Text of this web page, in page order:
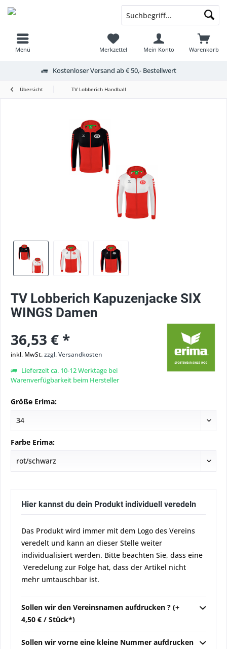
Menü Warenkorb
Merkzettel Mein Konto
Kostenloser Versand ab € 50,- Bestellwert
Übersicht TV Lobberich Handball
TV Lobberich Kapuzenjacke SIX
WINGS Damen
36,53 € *
inkl. MwSt.zzgl. Versandkosten
Lieferzeit ca. 10-12 Werktage bei
Warenverfügbarkeit beim Hersteller
Größe Erima:
Farbe Erima:
Hier kannst du dein Produkt individuell veredeln
Das Produkt wird immer mit dem Logo des Vereins
veredelt und kann an dieser Stelle weiter
individualisiert werden. Bitte beachten Sie, dass eine
Veredelung zur Folge hat, dass der Artikel nicht
mehr umtauschbar ist.
Sollen wir den Vereinsnamen aufdrucken ? (+
4,50 € / Stück*)
Sollen wir vorne eine kleine Nummer aufdrucken